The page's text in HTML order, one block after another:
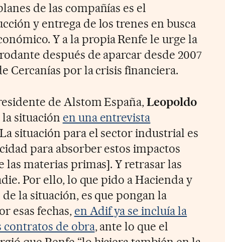
de las compañías es el
y entrega de los trenes en busca
Y a la propia Renfe le urge la
después de aparcar desde 2007
Cercanías por la crisis financiera.
de Alstom España,Leopoldo
situación en una entrevista
situación para el sector industrial es
para absorber estos impactos
materias primas]. Y retrasar las
Por ello, lo que pido a Hacienda y
la situación, es que pongan la
esas fechas, en Adif ya se incluía la
contratos de obra, ante lo que el